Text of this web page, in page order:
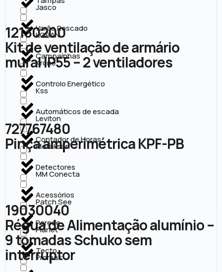
Varão Roscado
Campaínhas
Controlo Energético
Automáticos de escada
Contador de Horas
Detectores
Acessórios
Parede
Tecto
Jasco
KOBAN
Krone
Kss
Leviton
Metaksan
MM Conecta
Patch See
Planet
Promax
12130200
Kit de ventilação de armário
mural IP55 – 2 ventiladores
727767480
Pinça amperimétrica KPF-PB
19030040
Régua de Alimentação alumínio –
9 tomadas Schuko sem
interruptor